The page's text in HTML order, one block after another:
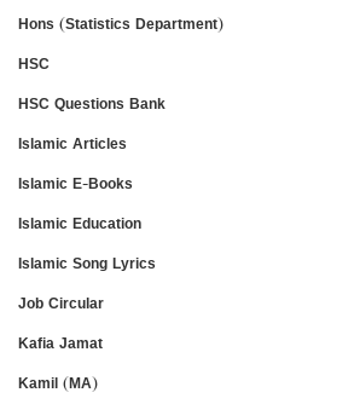
Hons (Statistics Department)
HSC
HSC Questions Bank
Islamic Articles
Islamic E-Books
Islamic Education
Islamic Song Lyrics
Job Circular
Kafia Jamat
Kamil (MA)